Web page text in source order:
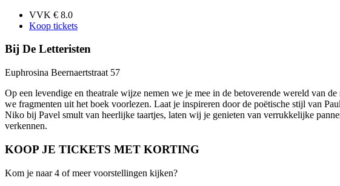
VVK € 8.0
Koop tickets
Bij De Letteristen
Euphrosina Beernaertstraat 57
Op een levendige en theatrale wijze nemen we je mee in de betoverende wereld van
we fragmenten uit het boek voorlezen. Laat je inspireren door de poëtische stijl van
Niko bij Pavel smult van heerlijke taartjes, laten wij je genieten van verrukkelijke
verkennen.
KOOP JE TICKETS MET KORTING
Kom je naar 4 of meer voorstellingen kijken?